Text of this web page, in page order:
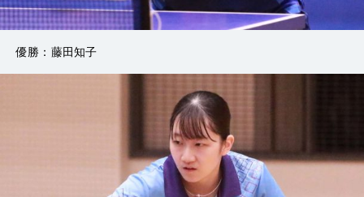
優勝：藤田知子